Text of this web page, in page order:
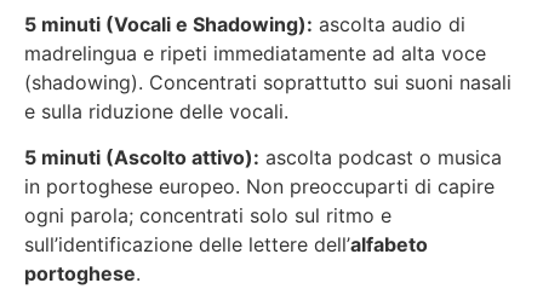
5 minuti (Vocali e Shadowing): ascolta audio di
madrelingua e ripeti immediatamente ad alta voce
(shadowing). Concentrati soprattutto sui suoni nasali
e sulla riduzione delle vocali.
5 minuti (Ascolto attivo): ascolta podcast o musica
in portoghese europeo. Non preoccuparti di capire
ogni parola; concentrati solo sul ritmo e
sull’identificazione delle lettere dell’alfabeto
portoghese.